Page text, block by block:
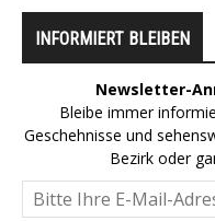
INFORMIERT BLEIBEN
Newsletter-
Bleibe immer
Geschehnisse und
Bezirk oder